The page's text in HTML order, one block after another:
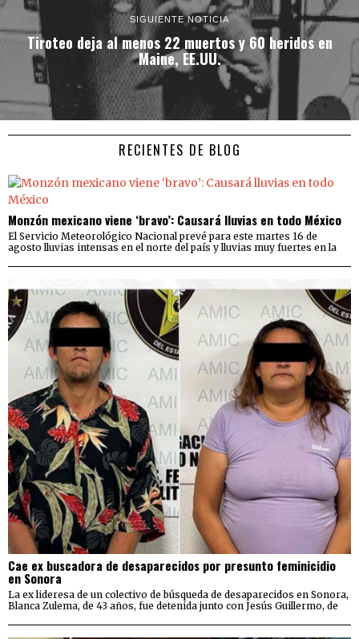
SIGUIENTE NOTICIA
Tiroteo deja al menos 22 muertos y 60 heridos en
Maine, EE.UU.
RECIENTES DE BLOG
Monzón mexicano viene ‘bravo’: Causará lluvias en todo México
El Servicio Meteorológico Nacional prevé para este martes 16 de
agosto lluvias intensas en el norte del país y lluvias muy fuertes en la
Cae ex buscadora de desaparecidos por presunto feminicidio
en Sonora
La ex lideresa de un colectivo de búsqueda de desaparecidos en Sonora,
Blanca Zulema, de 43 años, fue detenida junto con Jesús Guillermo, de